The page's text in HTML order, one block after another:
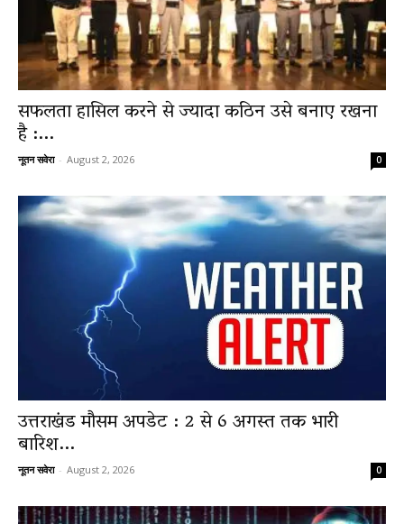
सफलता हासिल करने से ज्यादा कठिन उसे बनाए रखना
है :...
नूतन सवेरा - August 2, 2026 0
उत्तराखंड मौसम अपडेट : 2 से 6 अगस्त तक भारी
बारिश...
नूतन सवेरा - August 2, 2026 0